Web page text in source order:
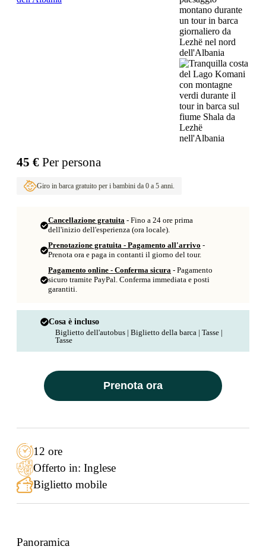
45 € Per persona
Giro in barca gratuito per i bambini da 0 a 5 anni.
Cancellazione gratuita - Fino a 24 ore prima
dell'inizio dell'esperienza (ora locale).
Prenotazione gratuita - Pagamento all'arrivo -
Prenota ora e paga in contanti il giorno del tour.
Pagamento online - Conferma sicura - Pagamento
sicuro tramite PayPal. Conferma immediata e posti
garantiti.
Cosa è incluso
Biglietto dell'autobus | Biglietto della barca | Tasse |
Tasse
Prenota ora
12 ore
Offerto in: Inglese
Biglietto mobile
Panoramica